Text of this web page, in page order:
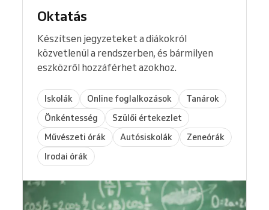
Oktatás
Készítsen jegyzeteket a diákokról
közvetlenül a rendszerben, és bármilyen
eszközről hozzáférhet azokhoz.
Iskolák Online foglalkozások
Tanárok
Önkéntesség
Szülői értekezlet
Művészeti órák
Autósiskolák
Zeneórák
Irodai órák